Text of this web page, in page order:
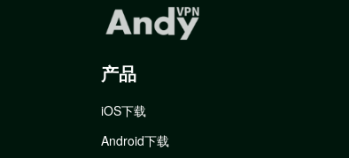
产品
iOS下载
Android下载